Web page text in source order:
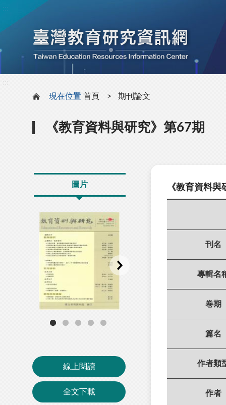
現在位置 首頁 期刊論文
《教育資料與研究》第67期
圖片
線上閱讀
全文下載
《教育資料
刊名
專輯名
卷期
篇名
作者類
作者